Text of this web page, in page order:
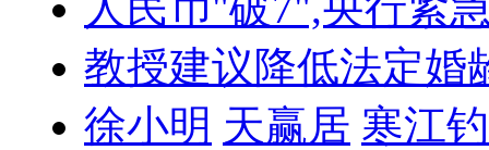
教授建议降低法定婚
徐小明 天赢居 寒江